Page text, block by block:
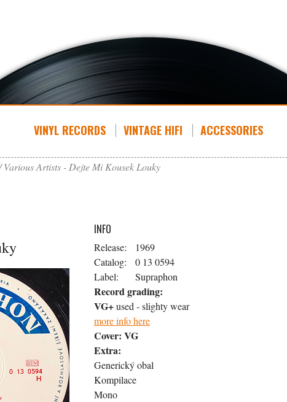
VINYL RECORDS VINTAGE HIFI ACCESSORIES
Various Artists - Dejte Mi Kousek Louky
INFO
Release:
1969
Catalog:
0 13 0594
Label:
Supraphon
Record grading:
VG+used - slighty wear
more info here
Cover: VG
Extra:
Generický obal
Kompilace
Mono